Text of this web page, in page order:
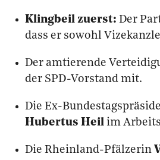
Klingbeil zuerst: Der
dass er sowohl
Der amtierende
der SPD-Vorstand mit.
Die Ex-
Hubertus Heil im
Die Rheinland-Pfälzerin